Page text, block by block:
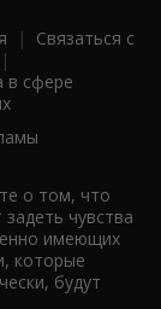
| Связаться с
|
в сфере
о том, что
чувства
имеющих
которые
будут